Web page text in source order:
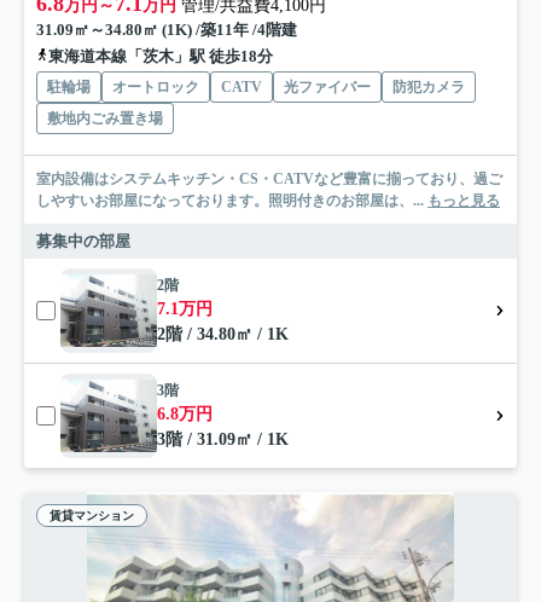
万円～ 万円 管理/共益費4,100円
31.09㎡～34.80㎡ (1K) /築11年 /4階建
東海道本線「茨木」駅 徒歩18分
駐輪場 オートロック CATV 光ファイバー
防犯カメラ
敷地内ごみ置き場
室内設備はシステムキッチン・CS・CATVなど豊富に揃っており、過ご
しやすいお部屋になっております。照明付きのお部屋は、... もっと見る
募集中の部屋
2階
7.1万円
2階 / 34.80㎡ / 1K
3階
6.8万円
3階 / 31.09㎡ / 1K
賃貸マンション